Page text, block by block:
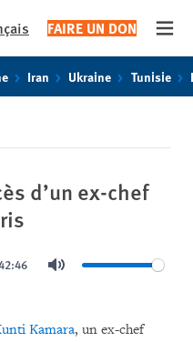
FAIRE UN DON
Iran Ukraine Tunisie
d’un ex-chef
Kamara, un ex-chef